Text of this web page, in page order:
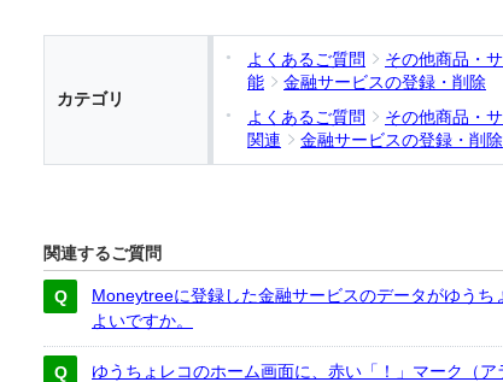
カテゴリ
よくあるご質問 その他商品・
能
金融サービスの登録・削除
よくあるご質問
その他商品・
関連
金融サービスの登録・削除
関連するご質問
Moneytreeに登録した金融サービスのデータがゆう
よいですか。
ゆうちょレコのホーム画面に、赤い「！」マーク（